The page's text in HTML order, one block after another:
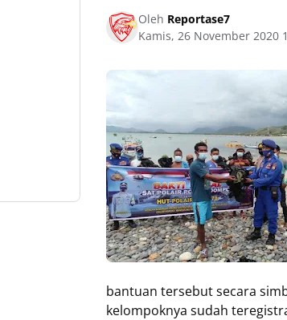
Oleh Reportase7
Kamis, 26 November 2020
bantuan tersebut secara
kelompoknya sudah